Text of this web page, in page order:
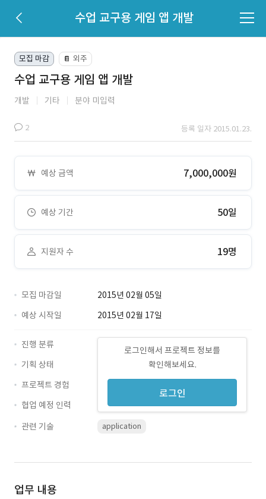
수업 교구용 게임 앱 개발
모집 마감 📔 외주
수업 교구용 게임 앱 개발
개발 기타 분야 미입력
2 등록 일자 2015.01.23.
예상 금액 7,000,000원
예상 기간 50일
지원자 수 19명
모집 마감일
2015년 02월 05일
예상 시작일
2015년 02월 17일
로그인해서 프로젝트 정보를
확인해보세요.
로그인
진행 분류
기획 상태
프로젝트 경험
협업 예정 인력
관련 기술
application
업무 내용